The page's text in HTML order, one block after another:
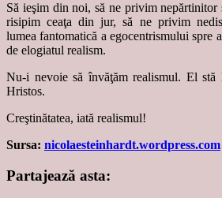
Să ieşim din noi, să ne privim nepărtinitor
risipim ceaţa din jur, să ne privim
lumea fantomatică a egocentrismului spre
de elogiatul realism.
Nu-i nevoie să învăţăm realismul. El
Hristos.
Creştinătatea, iată realismul!
Sursa: nicolaesteinhardt.wordpress.com
Partajează asta: